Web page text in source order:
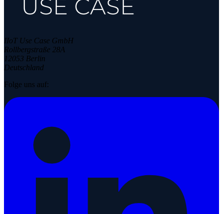
IIoT Use Case GmbH
Rollbergstraße 28A
12053 Berlin
Deutschland
Folge uns auf: